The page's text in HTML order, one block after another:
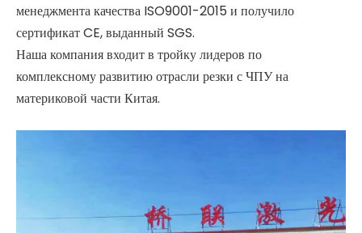
менеджмента качества ISO9001-2015 и получило
сертификат CE, выданный SGS.
Наша компания входит в тройку лидеров по
комплексному развитию отрасли резки с ЧПУ на
материковой части Китая.